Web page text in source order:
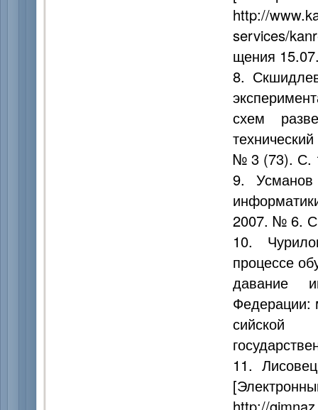
http://
services/
щения
8.
схем
№ 3 (73). С.
9.
2007. № 6.
10.
процессе
давание
Федерации:
сийской
11.